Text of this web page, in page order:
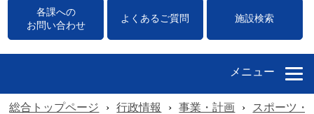
各課への
お問い合わせ
よくあるご質問 施設検索
メニュー
総合トップページ › 行政情報 › 事業・計画 › スポーツ・